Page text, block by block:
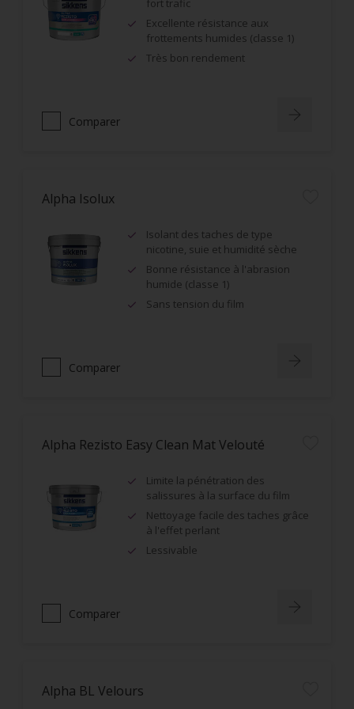
fort trafic
Excellente résistance aux
frottements humides (classe 1)
Très bon rendement
Comparer
Alpha Isolux
Isolant des taches de type
nicotine, suie et humidité sèche
Bonne résistance à l'abrasion
humide (classe 1)
Sans tension du film
Comparer
Alpha Rezisto Easy Clean Mat Velouté
Limite la pénétration des
salissures à la surface du film
Nettoyage facile des taches grâce
à l'effet perlant
Lessivable
Comparer
Alpha BL Velours